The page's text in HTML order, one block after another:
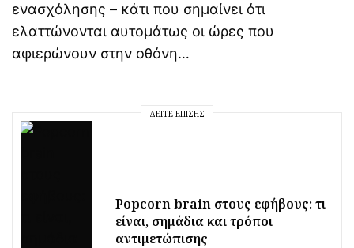
ενασχόλησης – κάτι που σημαίνει ότι
ελαττώνονται αυτομάτως οι ώρες που
αφιερώνουν στην οθόνη…
ΔΕΊΤΕ ΕΠΊΣΗΣ
Popcorn brain στους εφήβους: τι
είναι, σημάδια και τρόποι
αντιμετώπισης